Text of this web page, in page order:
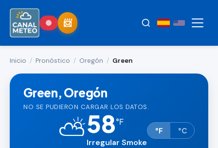
Inicio / Pronóstico / Oregón / Green
Green, Oregón
NO SE PUDIERON CARGAR LOS DATOS.
⛅58°F
Irregular Smoke
°F °C